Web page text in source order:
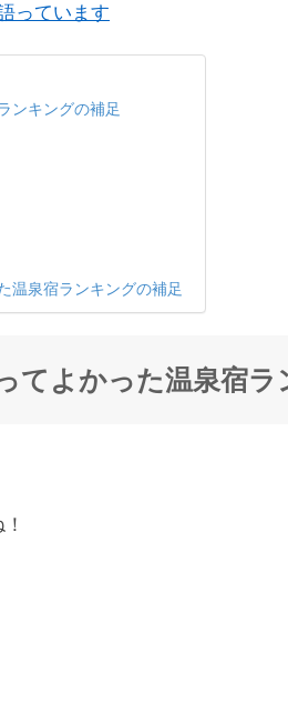
っています
ンキングの補足
温泉宿ランキングの補足
てよかった温泉宿